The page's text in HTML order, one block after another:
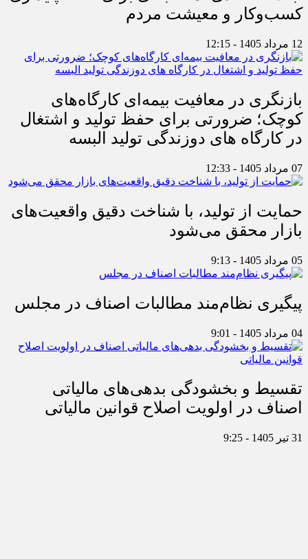
ثبات اقتصادی؛ مطالبه‌ای برای حفظ پایداری
کسب‌وکار و معیشت مردم
12 مرداد 1405 - 12:15
بازنگری در معافیت بیمه‌ای کارگاه‌های
کوچک؛ ضرورتی برای حفظ تولید و اشتغال
در کارگاه های دوزندگی تولید البسه
07 مرداد 1405 - 12:33
حمایت از تولید، با شناخت دقیق واقعیت‌های
بازار محقق می‌شود
05 مرداد 1405 - 9:13
پیگیری نظام‌مند مطالبات اصناف در مجلس
04 مرداد 1405 - 9:01
تقسیط و بخشودگی بدهی‌های مالیاتی
اصناف در اولویت اصلاح قوانین مالیاتی